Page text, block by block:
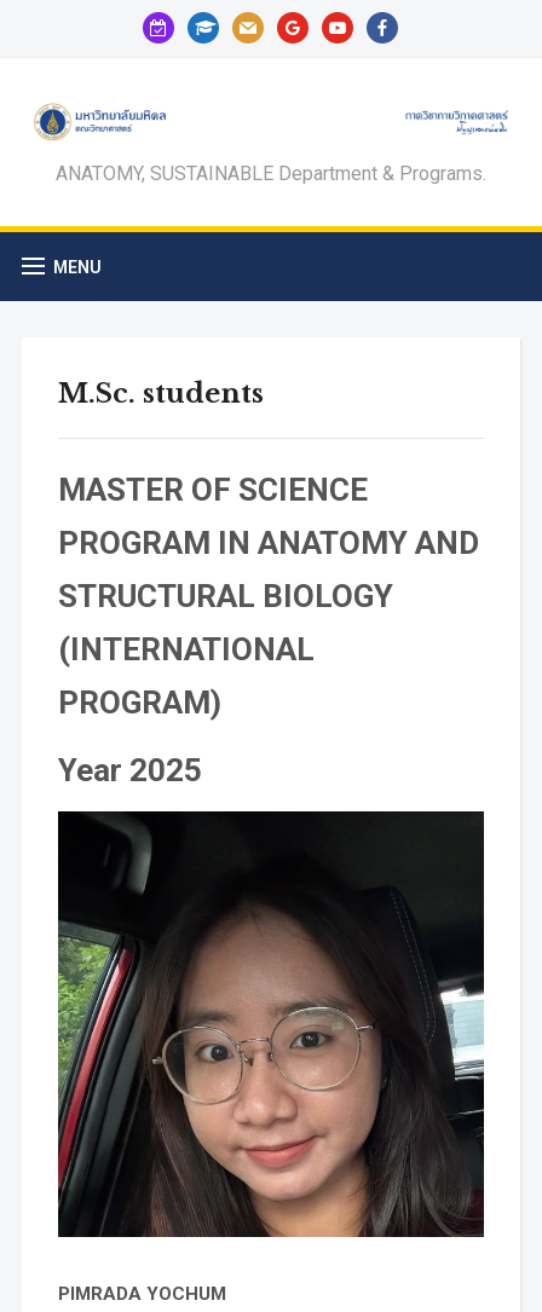
calendar-
check-
graduation-
cap
mail googleyoutubefacebook
ANATOMY, SUSTAINABLE Department & Programs.
MENU
M.Sc. students
MASTER OF SCIENCE
PROGRAM IN ANATOMY AND
STRUCTURAL BIOLOGY
(INTERNATIONAL
PROGRAM)
Year 2025
PIMRADA YOCHUM